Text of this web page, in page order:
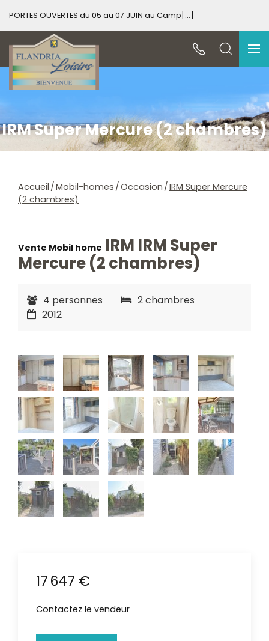
PORTES OUVERTES du 05 au 07 JUIN au Camp[...]
IRM Super Mercure (2 chambres)
Accueil Mobil-homes Occasion IRM Super Mercure
(2 chambres)
Vente Mobil home IRM IRM Super
Mercure (2 chambres)
4 personnes
2 chambres
2012
17 647 €
Contactez le vendeur